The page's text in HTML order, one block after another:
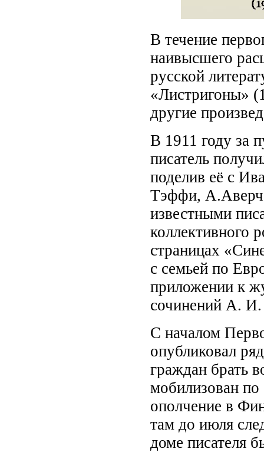
В течение
наивысшего
русской
«Листригоны»
другие
В 1911 году за
писатель
поделив её с
Тэффи,
известными
коллективного
страницах
с семьей по
приложении к
сочинений А. И.
С началом
опубликовал
граждан брать
мобилизован
ополчение в
там до июля
доме писателя